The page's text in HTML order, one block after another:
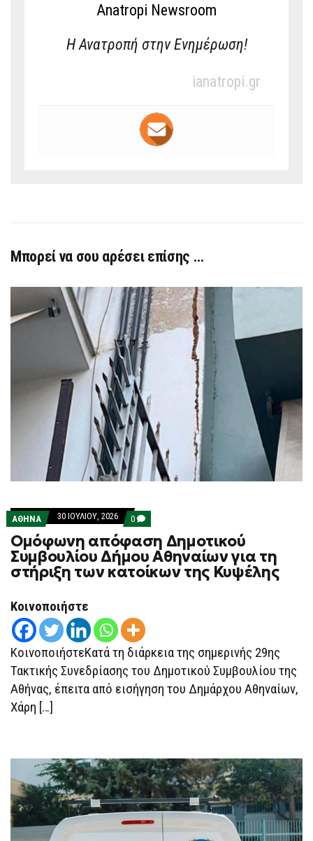
Anatropi Newsroom
Η Ανατροπή στην Ενημέρωση!
ianatropi.gr
Μπορεί να σου αρέσει επίσης …
ΑΘΗΝΑ 30 ΙΟΥΛΊΟΥ, 2026 0 COMMENTS
ON
ΟΜΌΦΩΝΗ
ΑΠΌΦΑΣΗ
ΔΗΜΟΤΙΚΟΎ
ΣΥΜΒΟΥΛΊΟΥ
ΣΤΉΡΙΞΗ
ΤΩΝ
ΚΑΤΟΊΚΩΝ
ΤΗΣ
ΚΥΨΈΛΗΣ
Ομόφωνη απόφαση Δημοτικού
Συμβουλίου Δήμου Αθηναίων για τη
στήριξη των κατοίκων της Κυψέλης
Κοινοποιήστε
ΚοινοποιήστεΚατά τη διάρκεια της σημερινής 29ης
Τακτικής Συνεδρίασης του Δημοτικού Συμβουλίου της
Αθήνας, έπειτα από εισήγηση του Δημάρχου Αθηναίων,
Χάρη […]